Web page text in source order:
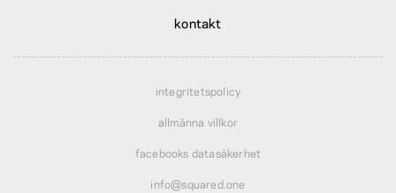
kontakt
integritetspolicy
allmänna villkor
facebooks datasäkerhet
info@squared.one